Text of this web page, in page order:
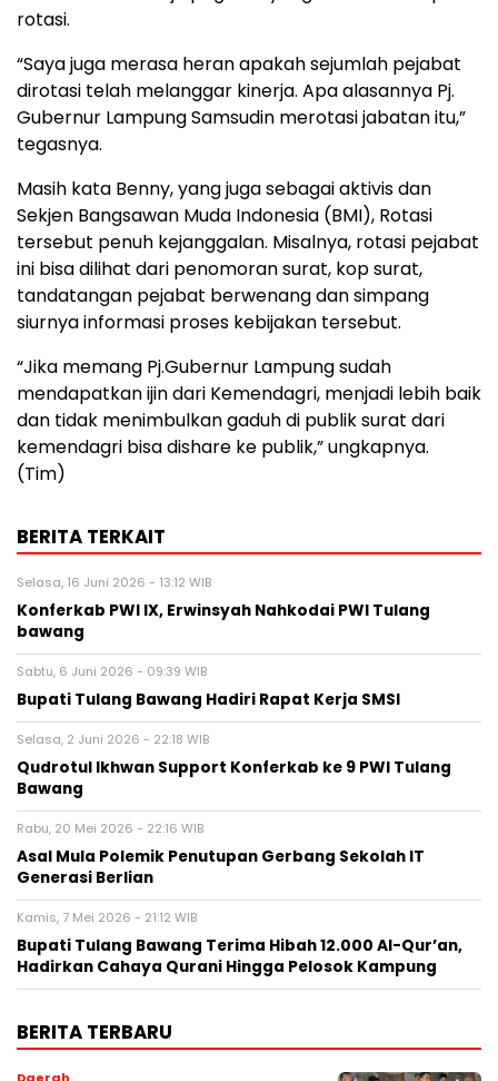
rotasi.
“Saya juga merasa heran apakah sejumlah pejabat
dirotasi telah melanggar kinerja. Apa alasannya Pj.
Gubernur Lampung Samsudin merotasi jabatan itu,”
tegasnya.
Masih kata Benny, yang juga sebagai aktivis dan
Sekjen Bangsawan Muda Indonesia (BMI), Rotasi
tersebut penuh kejanggalan. Misalnya, rotasi pejabat
ini bisa dilihat dari penomoran surat, kop surat,
tandatangan pejabat berwenang dan simpang
siurnya informasi proses kebijakan tersebut.
“Jika memang Pj.Gubernur Lampung sudah
mendapatkan ijin dari Kemendagri, menjadi lebih baik
dan tidak menimbulkan gaduh di publik surat dari
kemendagri bisa dishare ke publik,” ungkapnya.
(Tim)
BERITA TERKAIT
Selasa, 16 Juni 2026 - 13:12 WIB
Konferkab PWI IX, Erwinsyah Nahkodai PWI Tulang
bawang ‎
Sabtu, 6 Juni 2026 - 09:39 WIB
Bupati Tulang Bawang Hadiri Rapat Kerja SMSI ‎
Selasa, 2 Juni 2026 - 22:18 WIB
Qudrotul Ikhwan Support Konferkab ke 9 PWI Tulang
Bawang ‎
Rabu, 20 Mei 2026 - 22:16 WIB
Asal Mula Polemik Penutupan Gerbang Sekolah IT
Generasi Berlian ‎
Kamis, 7 Mei 2026 - 21:12 WIB
Bupati Tulang Bawang Terima Hibah 12.000 Al-Qur’an,
Hadirkan Cahaya Qurani Hingga Pelosok Kampung ‎
BERITA TERBARU